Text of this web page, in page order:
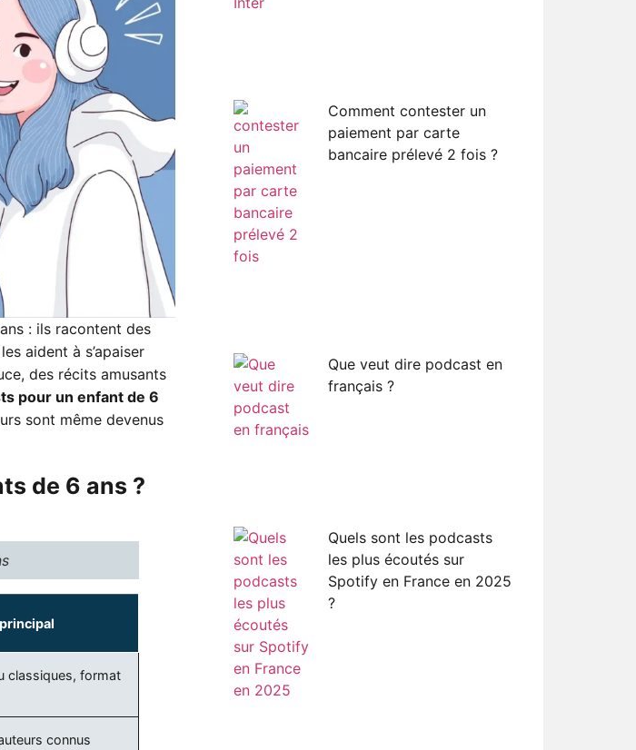
: ils racontent des
aident à s’apaiser
des récits amusants
pour un enfant de 6
sont même devenus
de 6 ans ?
classiques, format
connus
Comment contester un
paiement par carte
bancaire prélevé 2 fois ?
Que veut dire podcast en
français ?
Quels sont les podcasts
les plus écoutés sur
Spotify en France en 2025
?